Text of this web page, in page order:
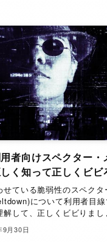
者向けスペクター・
く知って正しくビビ
せている脆弱性のスペク
について利用者目線
解して、正しくビビりまし
9月30日